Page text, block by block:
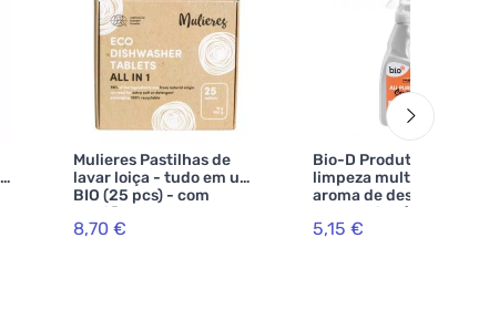
Mulieres Pastilhas de
lavar loiça - tudo em um
BIO (25 pcs) - com
certificação ecocert
8,70 €
Bio-D Produto de
limpeza multiusos com
aroma de desinfectante
e tangerina (500 ml)
5,15 €